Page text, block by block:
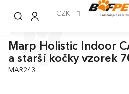
CZK
Marp Holistic Indoor
a starší kočky vzorek
MAR243